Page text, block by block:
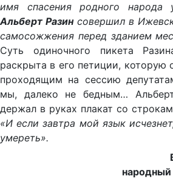
имя спасения родного народа
Альберт Разинсовершил в
самосожжения перед зданием
Суть одиночного пикета
раскрыта в его петиции, которую
проходящим на сессию
мы, далеко не бедным…
держал в руках плакат со
«И если завтра мой язык
умереть».